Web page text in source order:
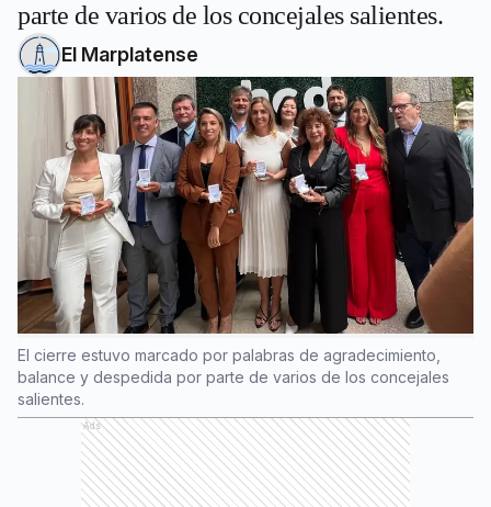
parte de varios de los concejales salientes.
El Marplatense
El cierre estuvo marcado por palabras de agradecimiento,
balance y despedida por parte de varios de los concejales
salientes.
Ads